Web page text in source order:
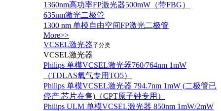
1360nm高功率FP激光器500mW（带FBG）
635nm激光二极管
1300 nm 单模自由空间FP激光二极管
More>>
VCSEL激光器子分类
VCSEL激光器
Philips 单模VCSEL激光器760/764nm 1mW
（TDLAS氧气专用TO5）
Philips 单模VCSEL激光器 794.7nm 1mW (二极管已
停产 芯片在售)（CPT原子钟专用）
Philips ULM 单模VCSEL激光器 850nm 1mW/2mW